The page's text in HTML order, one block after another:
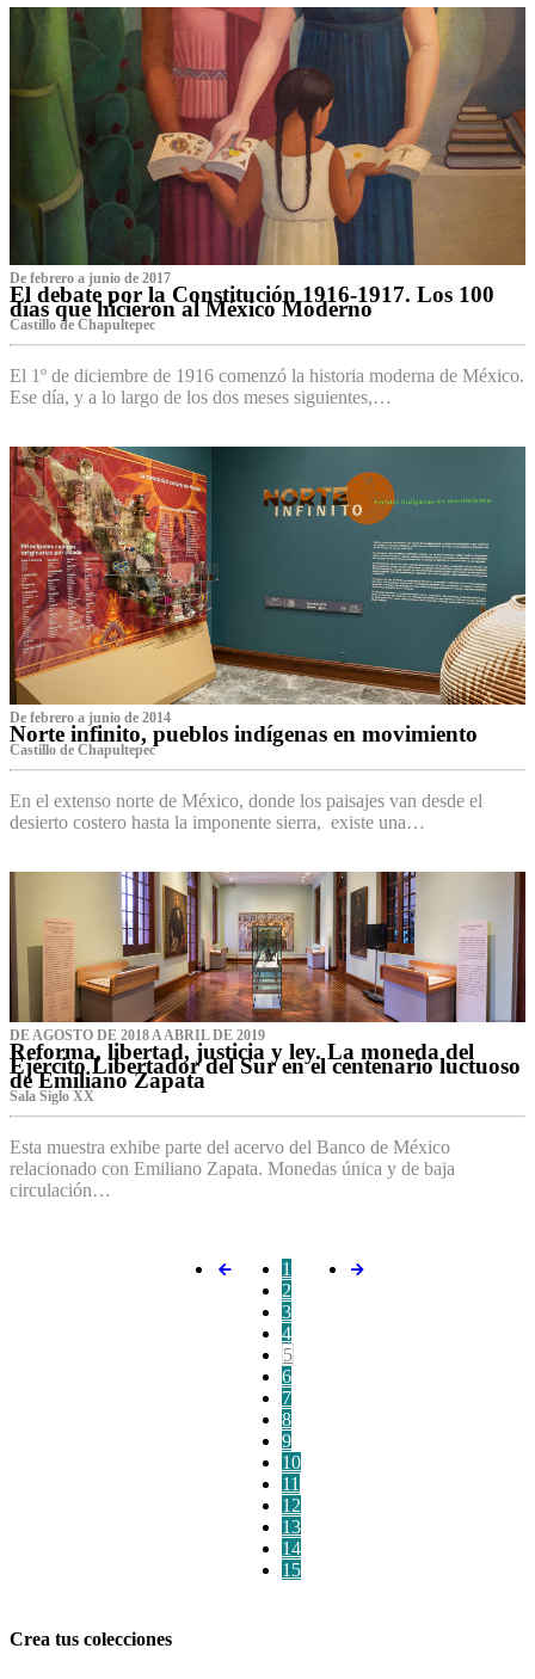
De febrero a junio de 2017
El debate por la Constitución 1916-1917. Los 100
días que hicieron al México Moderno
Castillo de Chapultepec
El 1º de diciembre de 1916 comenzó la historia moderna de México.
Ese día, y a lo largo de los dos meses siguientes,…
De febrero a junio de 2014
Norte infinito, pueblos indígenas en movimiento
Castillo de Chapultepec
En el extenso norte de México, donde los paisajes van desde el
desierto costero hasta la imponente sierra, existe una…
DE AGOSTO DE 2018 A ABRIL DE 2019
Reforma, libertad, justicia y ley. La moneda del
Ejército Libertador del Sur en el centenario luctuoso
de Emiliano Zapata
Sala Siglo XX
Esta muestra exhibe parte del acervo del Banco de México
relacionado con Emiliano Zapata. Monedas única y de baja
circulación…
1
2
3
4
5
6
7
8
9
10
11
12
13
14
15
Crea tus colecciones